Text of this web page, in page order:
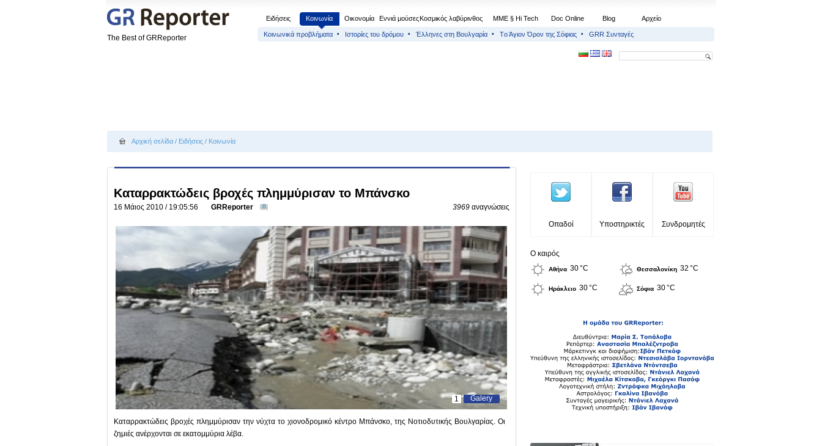
The Best of GRReporter
Ειδήσεις Κοινωνία Οικονομία Εννιά μούσεςΚοσμικός λαβύρινθος МΜΕ § Hi Tech Doc Online Blog Αρχείο
Κοινωνικά προβλήματα Ιστορίες του δρόμου Έλληνες στη Βουλγαρία Тο Άγιον Όρον της Σόφιας GRR Συνταγές
Αρχική σελίδα / Ειδήσεις / Κοινωνία
Καταρρακτώδεις βροχές πλημμύρισαν το Μπάνσκο
16 Μάιος 2010 / 19:05:56 GRReporter 0 3969 αναγνώσεις
Galery
1
Καταρρακτώδεις βροχές πλημμύρισαν την νύχτα το χιονοδρομικό κέντρο Μπάνσκο, της Νοτιοδυτικής Βουλγαρίας. Οι
ζημιές ανέρχονται σε εκατομμύρια λέβα.
Οπαδοί Υποστηρικτές Συνδρομητές
Ο καιρός
Αθήνα 30 °C Θεσσαλονίκη 32 °C
Ηράκλειο 30 °C Σόφια 30 °C